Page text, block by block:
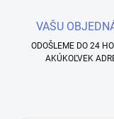
VAŠU
ODOŠLEME DO 24
AKÚKOĽVEK